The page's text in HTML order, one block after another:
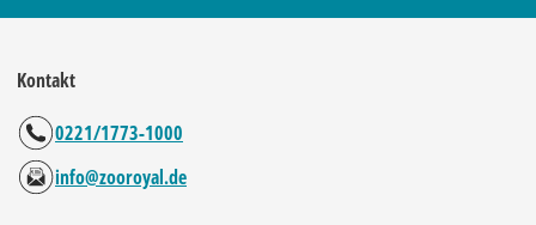
Kontakt
0221/1773-1000
info@zooroyal.de